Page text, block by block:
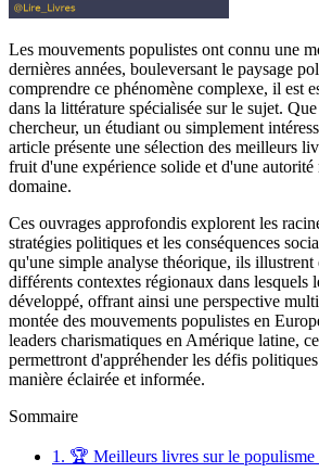
Les mouvements populistes ont connu une
dernières années, bouleversant le paysage
comprendre ce phénomène complexe, il est
dans la littérature spécialisée sur le sujet.
chercheur, un étudiant ou simplement
article présente une sélection des meilleurs
fruit d'une expérience solide et d'une autorité
domaine.
Ces ouvrages approfondis explorent les
stratégies politiques et les conséquences
qu'une simple analyse théorique, ils illustrent
différents contextes régionaux dans lesquels
développé, offrant ainsi une perspective
montée des mouvements populistes en
leaders charismatiques en Amérique latine,
permettront d'appréhender les défis
manière éclairée et informée.
Sommaire
1. 🏆 Meilleurs livres sur le populisme